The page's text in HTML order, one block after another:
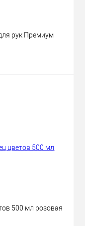
рук Премиум
500 мл розовая